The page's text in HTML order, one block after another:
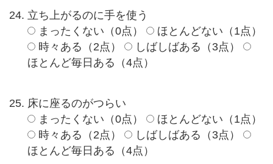
立ち上がるのに手を使う
まったくない（0点）
ほとんどない（1点）
時々ある（2点）
しばしばある（3点）
ほとんど毎日ある（4点）
床に座るのがつらい
まったくない（0点）
ほとんどない（1点）
時々ある（2点）
しばしばある（3点）
ほとんど毎日ある（4点）